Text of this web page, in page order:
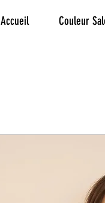
Accueil Couleur